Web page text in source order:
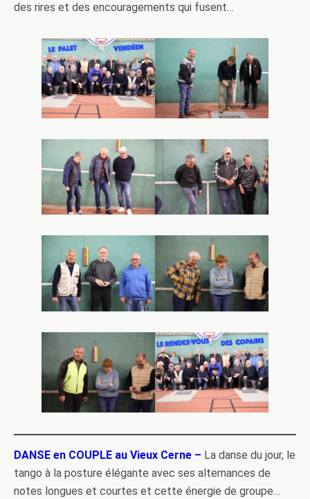
des rires et des encouragements qui fusent…
DANSE en COUPLE au Vieux Cerne – La danse du jour, le
tango à la posture élégante avec ses alternances de
notes longues et courtes et cette énergie de groupe…